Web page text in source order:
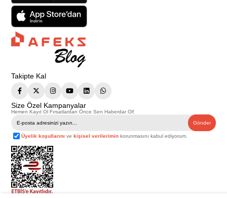
Takipte Kal
Size Özel Kampanyalar
Hemen Kayıt Ol Fırsatlardan Önce Sen Haberdar Ol!
Gönder
Üyelik koşullarını vekişisel verilerimin korunmasını kabul ediyorum.